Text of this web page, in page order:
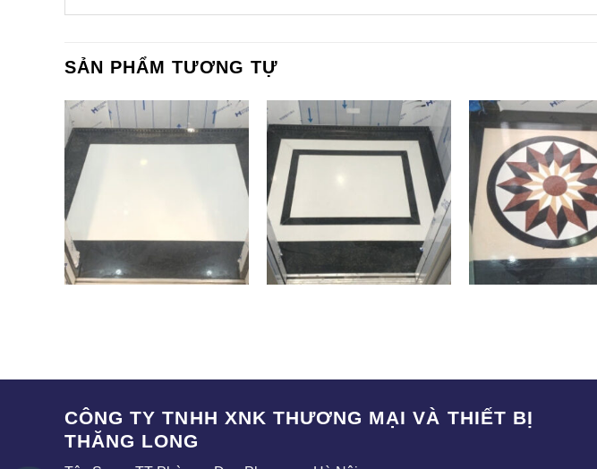
SẢN PHẨM TƯƠNG TỰ
CÔNG TY TNHH XNK THƯƠNG MẠI VÀ THIẾT BỊ
THĂNG LONG